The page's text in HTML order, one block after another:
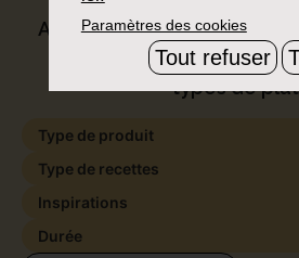
Avec nos produits, nous
de formes et de
types de
Type de produit
Type de recettes
Inspirations
Durée
Paramètres des cookies
Tout refuser